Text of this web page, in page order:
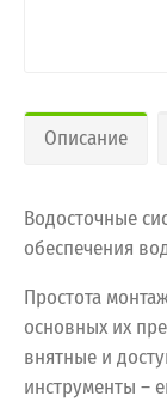
Описание
Водосточные
обеспечения
Простота
основных их
внятные и
инструменты –